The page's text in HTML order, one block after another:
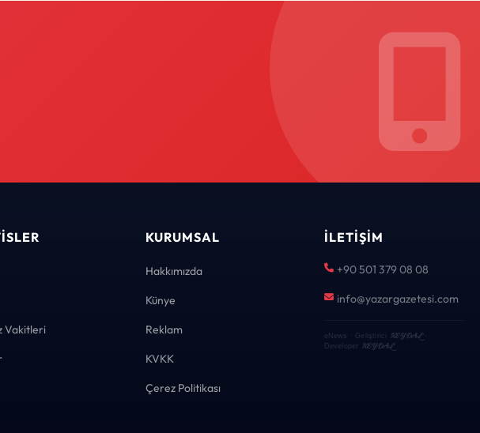
Vakitleri
KURUMSAL
Hakkımızda
Künye
Reklam
KVKK
Çerez Politikası
İLETIŞIM
+90 501 379 08 08
info@yazargazetesi.com
eNews · Geliştirici KEYDAL·
Developer KEYDAL